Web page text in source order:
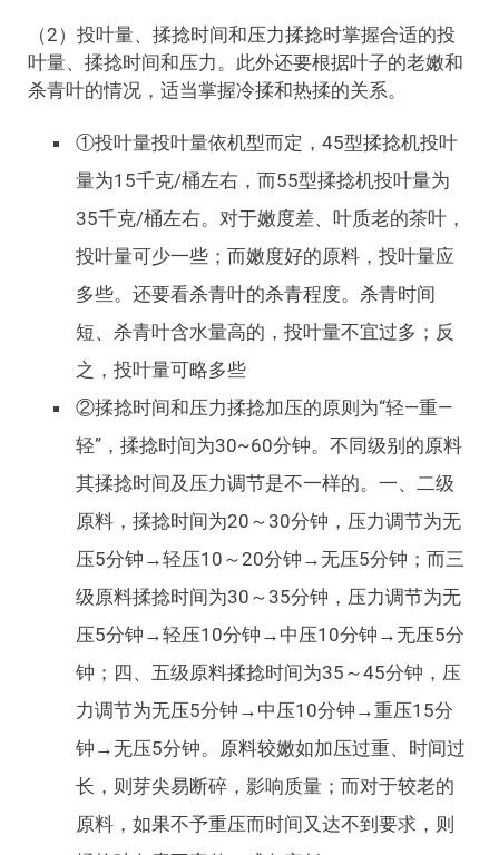
（2）投叶量、揉捻时间和压力揉捻时掌握合适的投
叶量、揉捻时间和压力。此外还要根据叶子的老嫩和
杀青叶的情况，适当掌握冷揉和热揉的关系。
①投叶量投叶量依机型而定，45型揉捻机投叶
量为15千克/桶左右，而55型揉捻机投叶量为
35千克/桶左右。对于嫩度差、叶质老的茶叶，
投叶量可少一些；而嫩度好的原料，投叶量应
多些。还要看杀青叶的杀青程度。杀青时间
短、杀青叶含水量高的，投叶量不宜过多；反
之，投叶量可略多些
②揉捻时间和压力揉捻加压的原则为“轻—重—
轻”，揉捻时间为30~60分钟。不同级别的原料
其揉捻时间及压力调节是不一样的。一、二级
原料，揉捻时间为20～30分钟，压力调节为无
压5分钟→轻压10～20分钟→无压5分钟；而三
级原料揉捻时间为30～35分钟，压力调节为无
压5分钟→轻压10分钟→中压10分钟→无压5分
钟；四、五级原料揉捻时间为35～45分钟，压
力调节为无压5分钟→中压10分钟→重压15分
钟→无压5分钟。原料较嫩如加压过重、时间过
长，则芽尖易断碎，影响质量；而对于较老的
原料，如果不予重压而时间又达不到要求，则